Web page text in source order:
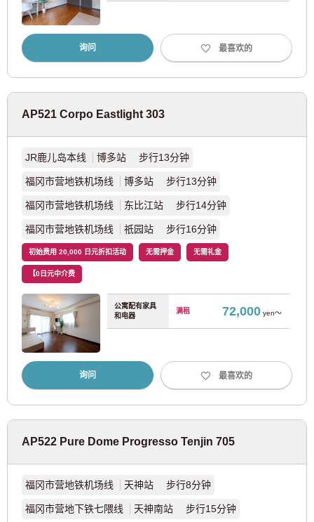
询问 最喜欢的
AP521 Corpo Eastlight 303
JR鹿儿岛本线 博多站 步行13分钟
福冈市营地铁机场线 博多站 步行13分钟
福冈市营地铁机场线 东比江站 步行14分钟
福冈市营地铁机场线 祇园站 步行16分钟
初始费用 20,000 日元折扣活动 无需押金 无需礼金
【0日元中介费
公寓配有家具
和电器
满租 72,000yen～
询问 最喜欢的
AP522 Pure Dome Progresso Tenjin 705
福冈市营地铁机场线 天神站 步行8分钟
福冈市营地下铁七隈线 天神南站 步行15分钟
JR相模线 (1)
东京地铁
东京地铁丸之内线 (126)
东京地铁半藏门线 (6)
东京地铁千代田线 (20)
东京地铁有乐町线 (67)
东京地铁副都心线
东京地铁日比谷线 (22)
东京地铁东西线
东京都交通局
都营大江户线 (119)